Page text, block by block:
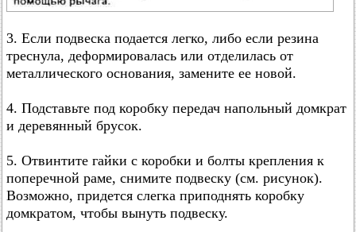
3. Если подвеска подается легко, либо если резина
треснула, деформировалась или отделилась от
металлического основания, замените ее новой.
4. Подставьте под коробку передач напольный домкрат
и деревянный брусок.
5. Отвинтите гайки с коробки и болты крепления к
поперечной раме, снимите подвеску (см. рисунок).
Возможно, придется слегка приподнять коробку
домкратом, чтобы вынуть подвеску.